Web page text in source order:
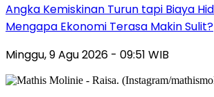
Angka Kemiskinan Turun tapi Biaya
Mengapa Ekonomi Terasa Makin Sulit?
Minggu, 9 Agu 2026 - 09:51 WIB